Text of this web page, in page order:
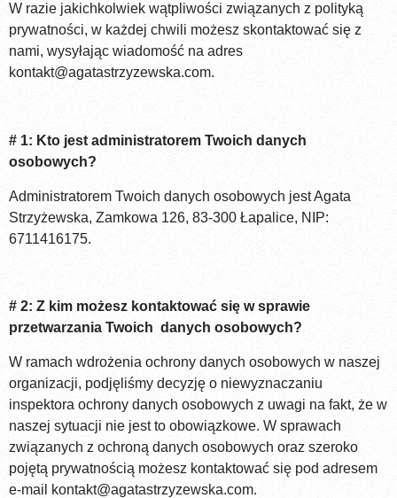
W razie jakichkolwiek wątpliwości związanych z polityką
prywatności, w każdej chwili możesz skontaktować się z
nami, wysyłając wiadomość na adres
kontakt@agatastrzyzewska.com.
# 1: Kto jest administratorem Twoich danych
osobowych?
Administratorem Twoich danych osobowych jest Agata
Strzyżewska, Zamkowa 126, 83-300 Łapalice, NIP:
6711416175.
# 2: Z kim możesz kontaktować się w sprawie
przetwarzania Twoich danych osobowych?
W ramach wdrożenia ochrony danych osobowych w naszej
organizacji, podjęliśmy decyzję o niewyznaczaniu
inspektora ochrony danych osobowych z uwagi na fakt, że w
naszej sytuacji nie jest to obowiązkowe. W sprawach
związanych z ochroną danych osobowych oraz szeroko
pojętą prywatnością możesz kontaktować się pod adresem
e-mail
kontakt@agatastrzyzewska.com.